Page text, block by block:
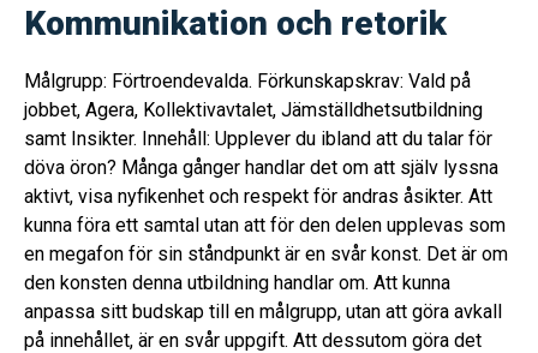
Kommunikation och retorik
Målgrupp: Förtroendevalda. Förkunskapskrav: Vald på
jobbet, Agera, Kollektivavtalet, Jämställdhetsutbildning
samt Insikter. Innehåll: Upplever du ibland att du talar för
döva öron? Många gånger handlar det om att själv lyssna
aktivt, visa nyfikenhet och respekt för andras åsikter. Att
kunna föra ett samtal utan att för den delen upplevas som
en megafon för sin ståndpunkt är en svår konst. Det är om
den konsten denna utbildning handlar om. Att kunna
anpassa sitt budskap till en målgrupp, utan att göra avkall
på innehållet, är en svår uppgift. Att dessutom göra det